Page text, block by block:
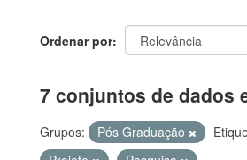
Ordenar por
7 conjuntos de dados
Grupos: Pós Graduação